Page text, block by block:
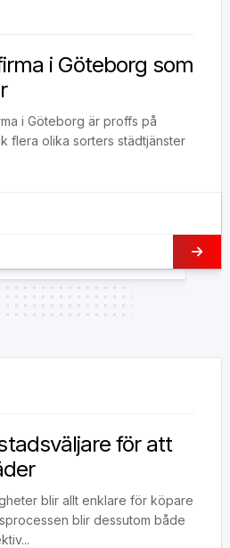
i Göteborg som
i Göteborg är proffs på
flera olika sorters städtjänster
för att
blir allt enklare för köpare
blir dessutom både